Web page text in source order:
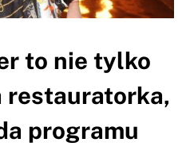
to nie tylko
restauratorka,
programu